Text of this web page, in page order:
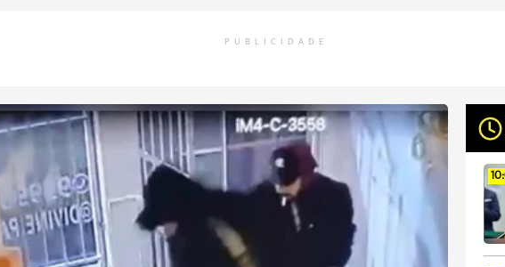
PUBLICIDADE